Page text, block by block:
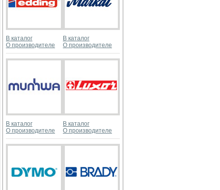
В каталог
О производителе
В каталог
О производителе
В каталог
О производителе
В каталог
О производителе